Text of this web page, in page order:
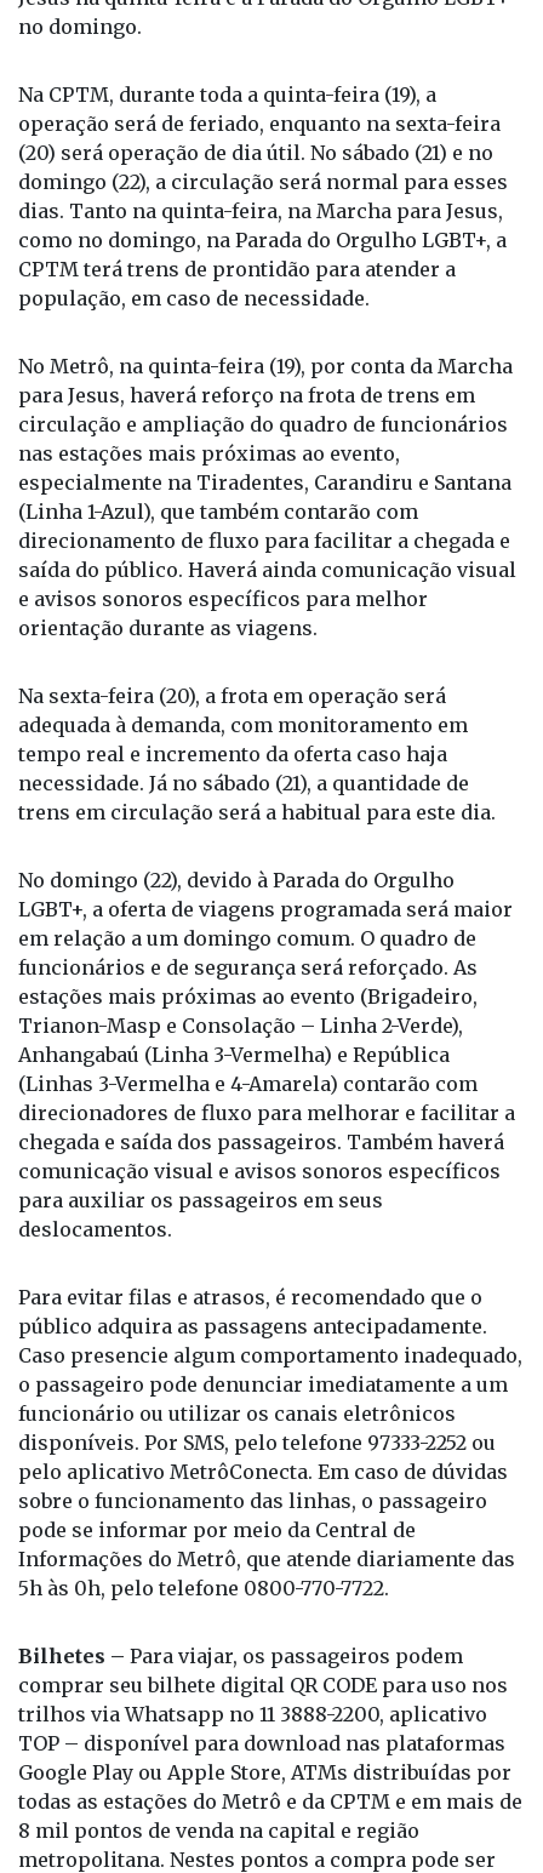
no domingo.
Na CPTM, durante toda a quinta-feira (19), a
operação será de feriado, enquanto na sexta-feira
(20) será operação de dia útil. No sábado (21) e no
domingo (22), a circulação será normal para esses
dias. Tanto na quinta-feira, na Marcha para Jesus,
como no domingo, na Parada do Orgulho LGBT+, a
CPTM terá trens de prontidão para atender a
população, em caso de necessidade.
No Metrô, na quinta-feira (19), por conta da Marcha
para Jesus, haverá reforço na frota de trens em
circulação e ampliação do quadro de funcionários
nas estações mais próximas ao evento,
especialmente na Tiradentes, Carandiru e Santana
(Linha 1-Azul), que também contarão com
direcionamento de fluxo para facilitar a chegada e
saída do público. Haverá ainda comunicação visual
e avisos sonoros específicos para melhor
orientação durante as viagens.
Na sexta-feira (20), a frota em operação será
adequada à demanda, com monitoramento em
tempo real e incremento da oferta caso haja
necessidade. Já no sábado (21), a quantidade de
trens em circulação será a habitual para este dia.
No domingo (22), devido à Parada do Orgulho
LGBT+, a oferta de viagens programada será maior
em relação a um domingo comum. O quadro de
funcionários e de segurança será reforçado. As
estações mais próximas ao evento (Brigadeiro,
Trianon-Masp e Consolação – Linha 2-Verde),
Anhangabaú (Linha 3-Vermelha) e República
(Linhas 3-Vermelha e 4-Amarela) contarão com
direcionadores de fluxo para melhorar e facilitar a
chegada e saída dos passageiros. Também haverá
comunicação visual e avisos sonoros específicos
para auxiliar os passageiros em seus
deslocamentos.
Para evitar filas e atrasos, é recomendado que o
público adquira as passagens antecipadamente.
Caso presencie algum comportamento inadequado,
o passageiro pode denunciar imediatamente a um
funcionário ou utilizar os canais eletrônicos
disponíveis. Por SMS, pelo telefone 97333-2252 ou
pelo aplicativo MetrôConecta. Em caso de dúvidas
sobre o funcionamento das linhas, o passageiro
pode se informar por meio da Central de
Informações do Metrô, que atende diariamente das
5h às 0h, pelo telefone 0800-770-7722.
Bilhetes – Para viajar, os passageiros podem
comprar seu bilhete digital QR CODE para uso nos
trilhos via Whatsapp no 11 3888-2200, aplicativo
TOP – disponível para download nas plataformas
Google Play ou Apple Store, ATMs distribuídas por
todas as estações do Metrô e da CPTM e em mais de
8 mil pontos de venda na capital e região
metropolitana. Nestes pontos a compra pode ser